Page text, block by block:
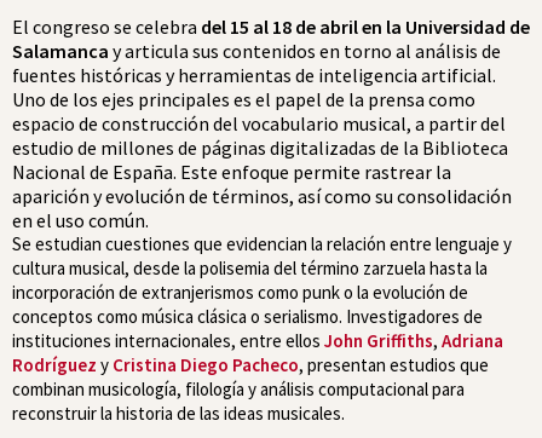
El congreso se celebra del 15 al 18 de abril en la Universidad de
Salamanca y articula sus contenidos en torno al análisis de
fuentes históricas y herramientas de inteligencia artificial.
Uno de los ejes principales es el papel de la prensa como
espacio de construcción del vocabulario musical, a partir del
estudio de millones de páginas digitalizadas de la Biblioteca
Nacional de España. Este enfoque permite rastrear la
aparición y evolución de términos, así como su consolidación
en el uso común.
Se estudian cuestiones que evidencian la relación entre lenguaje y
cultura musical, desde la polisemia del término zarzuela hasta la
incorporación de extranjerismos como punk o la evolución de
conceptos como música clásica o serialismo. Investigadores de
instituciones internacionales, entre ellos John Griffiths, Adriana
Rodríguez y Cristina Diego Pacheco, presentan estudios que
combinan musicología, filología y análisis computacional para
reconstruir la historia de las ideas musicales.